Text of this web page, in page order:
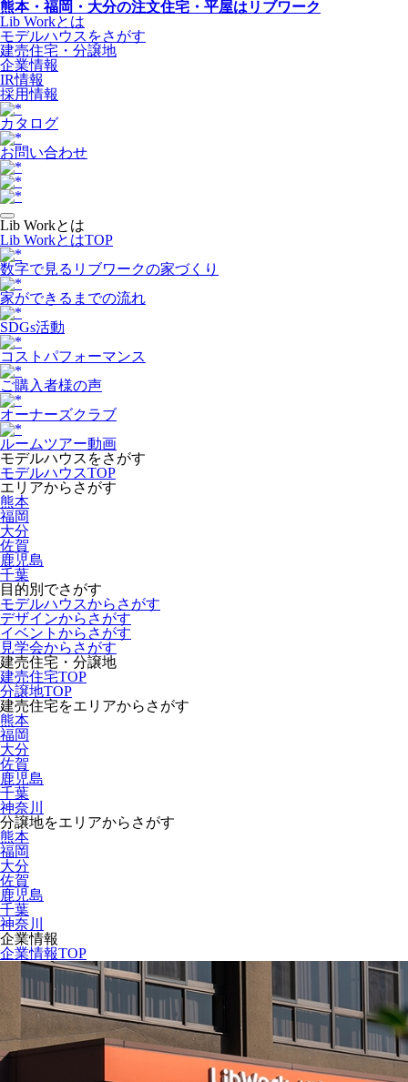
熊本・福岡・大分の注文住宅・平屋はリブワーク
Lib Workとは
モデルハウスをさがす
建売住宅・分譲地
企業情報
IR情報
採用情報
カタログ
お問い合わせ
Lib Workとは
Lib WorkとはTOP
数字で⾒るリブワークの家づくり
家ができるまでの流れ
SDGs活動
コストパフォーマンス
ご購入者様の声
オーナーズクラブ
ルームツアー動画
モデルハウスをさがす
モデルハウスTOP
エリアからさがす
熊本
福岡
大分
佐賀
鹿児島
千葉
目的別でさがす
モデルハウスからさがす
デザインからさがす
イベントからさがす
見学会からさがす
建売住宅・分譲地
建売住宅TOP
分譲地TOP
建売住宅をエリアからさがす
熊本
福岡
大分
佐賀
鹿児島
千葉
神奈川
分譲地をエリアからさがす
熊本
福岡
大分
佐賀
鹿児島
千葉
神奈川
企業情報
企業情報TOP